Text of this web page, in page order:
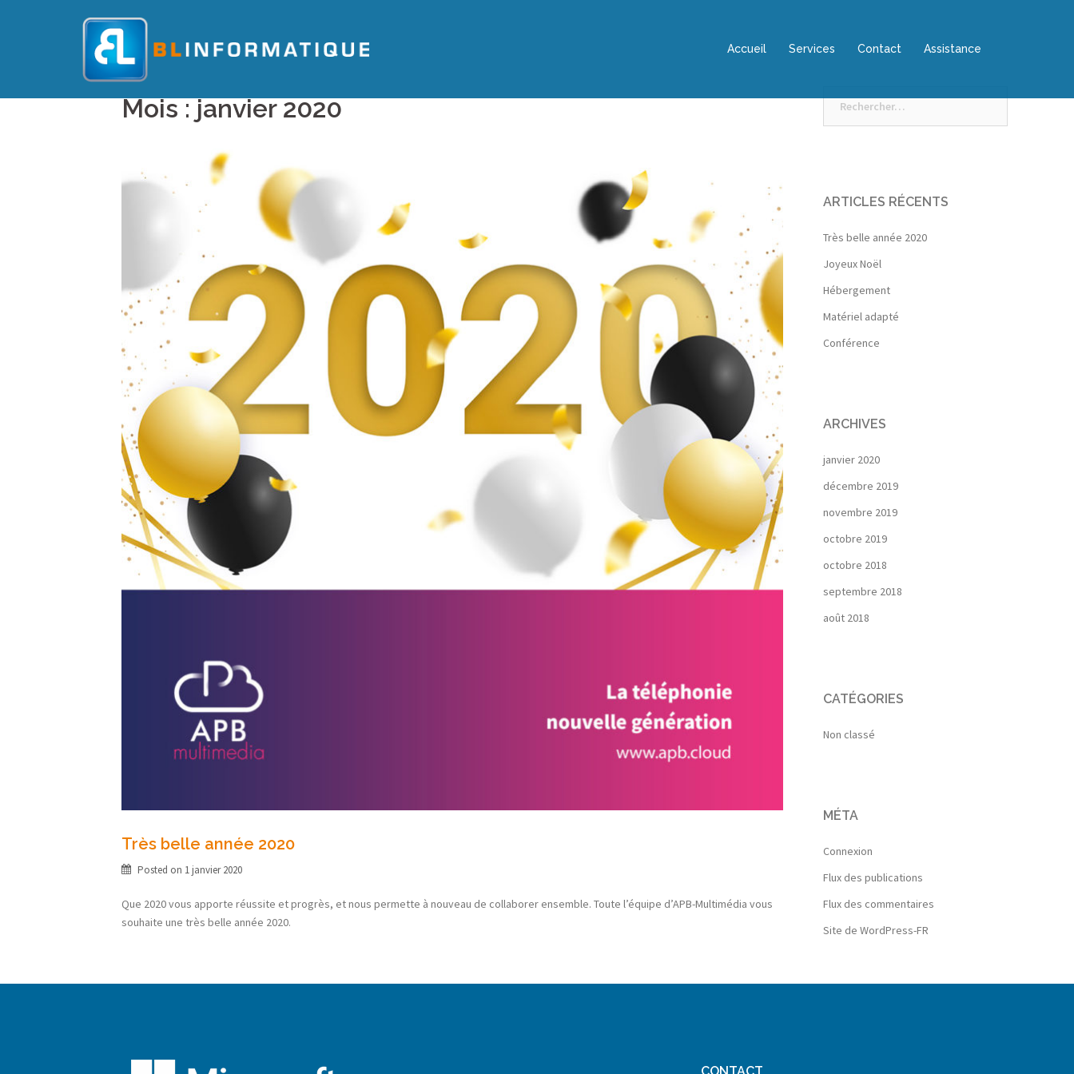
Accueil Services Contact Assistance
Mois :janvier 2020
Très belle année 2020
Posted on 1 janvier 2020
Que 2020 vous apporte réussite et progrès, et nous permette à nouveau de collaborer ensemble. Toute l’équipe d’APB-Multimédia vous
souhaite une très belle année 2020.
ARTICLES RÉCENTS
Très belle année 2020
Joyeux Noël
Hébergement
Matériel adapté
Conférence
ARCHIVES
janvier 2020
décembre 2019
novembre 2019
octobre 2019
octobre 2018
septembre 2018
août 2018
CATÉGORIES
Non classé
MÉTA
Connexion
Flux des publications
Flux des commentaires
Site de WordPress-FR